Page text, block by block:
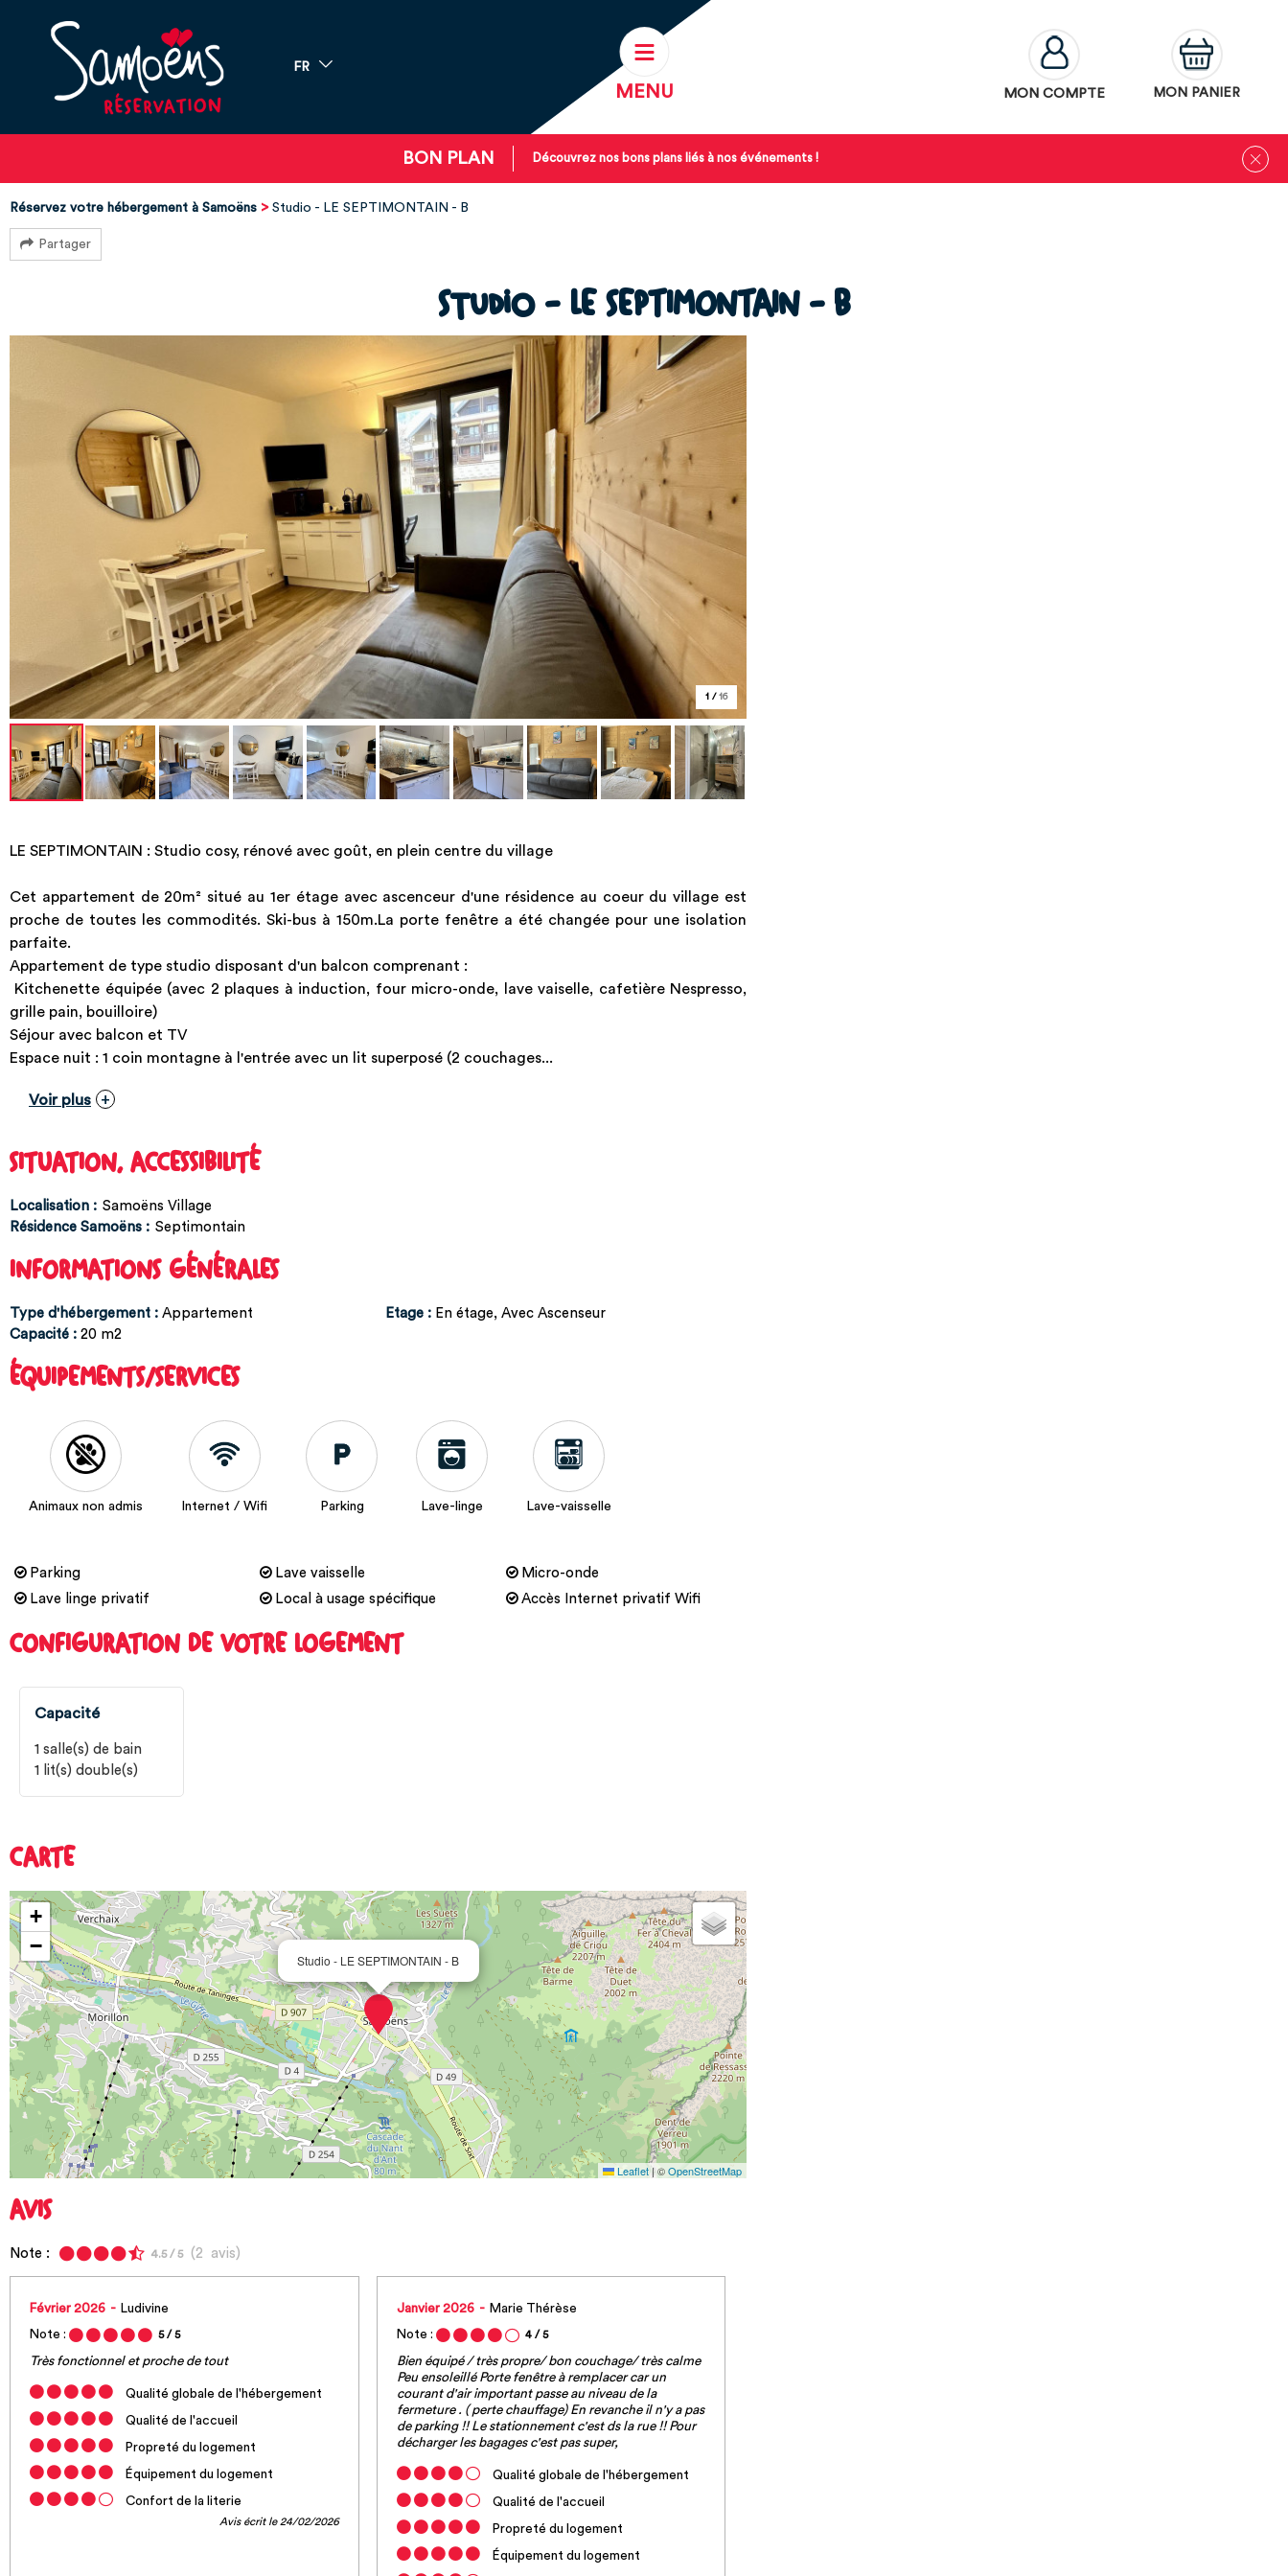
FR
MENU MON COMPTE MON PANIER
BON PLAN Découvrez nos bons plans liés à nos événements !
Réservez votre hébergement à Samoëns Studio - LE SEPTIMONTAIN - B
Partager
Studio - LE SEPTIMONTAIN - B
1 / 16
LE SEPTIMONTAIN : Studio cosy, rénové avec goût, en plein centre du village
Cet appartement de 20m² situé au 1er étage avec ascenceur d'une résidence au coeur du village est
proche de toutes les commodités. Ski-bus à 150m.La porte fenêtre a été changée pour une isolation
parfaite.
Appartement de type studio disposant d'un balcon comprenant :
Kitchenette équipée (avec 2 plaques à induction, four micro-onde, lave vaiselle, cafetière Nespresso,
grille pain, bouilloire)
Séjour avec balcon et TV
Espace nuit : 1 coin montagne à l'entrée avec un lit superposé (2 couchages...
Voir plus
SITUATION, ACCESSIBILITÉ
Localisation : Samoëns Village
Résidence Samoëns : Septimontain
INFORMATIONS GÉNÉRALES
Type d'hébergement : Appartement
Capacité : 20 m2
Etage : En étage Avec Ascenseur
ÉQUIPEMENTS/SERVICES
Animaux non admis Internet / Wifi Parking Lave-linge Lave-vaisselle
Parking Lave vaisselle
Micro-onde
Lave linge privatif
Local à usage spécifique Accès Internet privatif Wifi
CONFIGURATION DE VOTRE LOGEMENT
Capacité
1 salle(s) de bain
1
lit(s) double(s)
CARTE
Studio - LE SEPTIMONTAIN - B
+
−
Leaflet|©OpenStreetMap
AVIS
Note : 4.5 / 5( 2 avis)
Février 2026
Ludivine
Note :
5 / 5
Très fonctionnel et proche de tout
Qualité globale de l'hébergement
Qualité de l'accueil
Propreté du logement
Équipement du logement
Confort de la literie
Avis écrit le 24/02/2026
Janvier 2026
Marie Thérèse
Note :
4 / 5
Bien équipé / très propre/ bon couchage/ très calme
Peu ensoleillé Porte fenêtre à remplacer car un
courant d'air important passe au niveau de la
fermeture . ( perte chauffage) En revanche il n'y a pas
de parking !! Le stationnement c'est ds la rue !! Pour
décharger les bagages c'est pas super,
Qualité globale de l'hébergement
Qualité de l'accueil
Propreté du logement
Équipement du logement